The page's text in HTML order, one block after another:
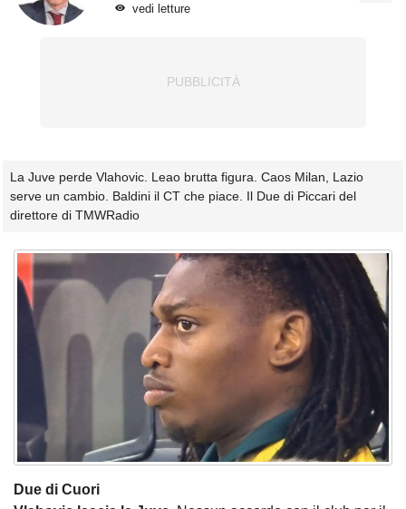
vedi letture
La Juve perde Vlahovic. Leao brutta figura. Caos Milan, Lazio
serve un cambio. Baldini il CT che piace. Il Due di Piccari del
direttore di TMWRadio
Due di Cuori